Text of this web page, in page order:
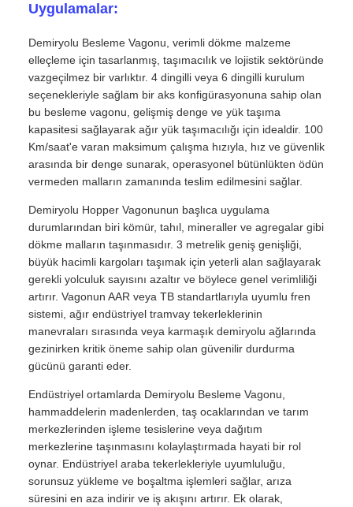
Uygulamalar:
Demiryolu Besleme Vagonu, verimli dökme malzeme
elleçleme için tasarlanmış, taşımacılık ve lojistik sektöründe
vazgeçilmez bir varlıktır. 4 dingilli veya 6 dingilli kurulum
seçenekleriyle sağlam bir aks konfigürasyonuna sahip olan
bu besleme vagonu, gelişmiş denge ve yük taşıma
kapasitesi sağlayarak ağır yük taşımacılığı için idealdir. 100
Km/saat'e varan maksimum çalışma hızıyla, hız ve güvenlik
arasında bir denge sunarak, operasyonel bütünlükten ödün
vermeden malların zamanında teslim edilmesini sağlar.
Demiryolu Hopper Vagonunun başlıca uygulama
durumlarından biri kömür, tahıl, mineraller ve agregalar gibi
dökme malların taşınmasıdır. 3 metrelik geniş genişliği,
büyük hacimli kargoları taşımak için yeterli alan sağlayarak
gerekli yolculuk sayısını azaltır ve böylece genel verimliliği
artırır. Vagonun AAR veya TB standartlarıyla uyumlu fren
sistemi, ağır endüstriyel tramvay tekerleklerinin
manevraları sırasında veya karmaşık demiryolu ağlarında
gezinirken kritik öneme sahip olan güvenilir durdurma
gücünü garanti eder.
Endüstriyel ortamlarda Demiryolu Besleme Vagonu,
hammaddelerin madenlerden, taş ocaklarından ve tarım
merkezlerinden işleme tesislerine veya dağıtım
merkezlerine taşınmasını kolaylaştırmada hayati bir rol
oynar. Endüstriyel araba tekerlekleriyle uyumluluğu,
sorunsuz yükleme ve boşaltma işlemleri sağlar, arıza
süresini en aza indirir ve iş akışını artırır. Ek olarak,